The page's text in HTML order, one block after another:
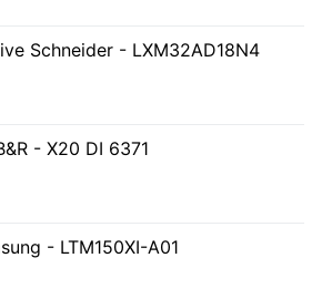
Schneider - LXM32AD18N4
- X20 DI 6371
- LTM150XI-A01